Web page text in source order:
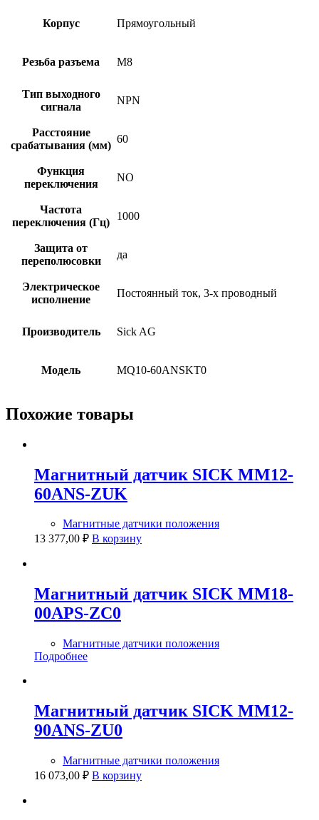
Корпус Прямоугольный
Резьба разъема M8
Тип выходного
сигнала
NPN
Расстояние
срабатывания (мм)
60
Функция
переключения
NO
Частота
переключения (Гц)
1000
Защита от
переполюсовки
да
Электрическое
исполнение
Постоянный ток, 3-х проводный
Производитель Sick AG
Модель MQ10-60ANSKT0
Похожие товары
Магнитный датчик SICK MM12-
60ANS-ZUK
Магнитные датчики положения
13 377,00 ₽ В корзину
Магнитный датчик SICK MM18-
00APS-ZC0
Магнитные датчики положения
Подробнее
Магнитный датчик SICK MM12-
90ANS-ZU0
Магнитные датчики положения
16 073,00 ₽ В корзину